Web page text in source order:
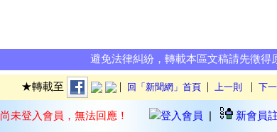
避免法律糾紛，轉載本區文稿請先徵得
★轉載至 | 回「新聞網」首頁 | 上一則 | 下
尚未登入會員，無法回應！ 登入會員 | 新會員